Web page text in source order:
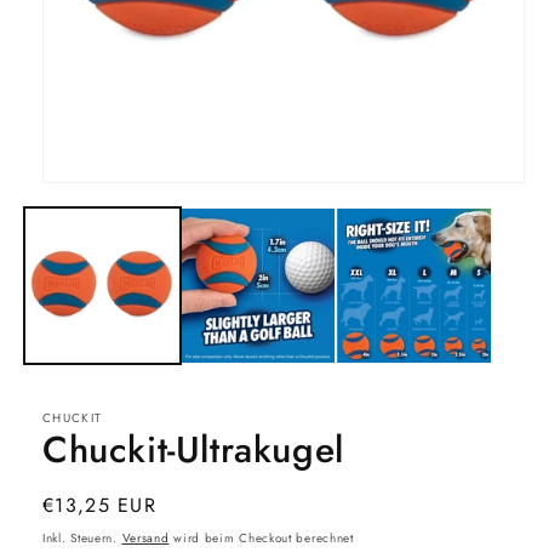
1
öffnen
CHUCKIT
Chuckit-Ultrakugel
Normaler
Preis
€13,25 EUR
Inkl. Steuern. Versand wird beim Checkout berechnet